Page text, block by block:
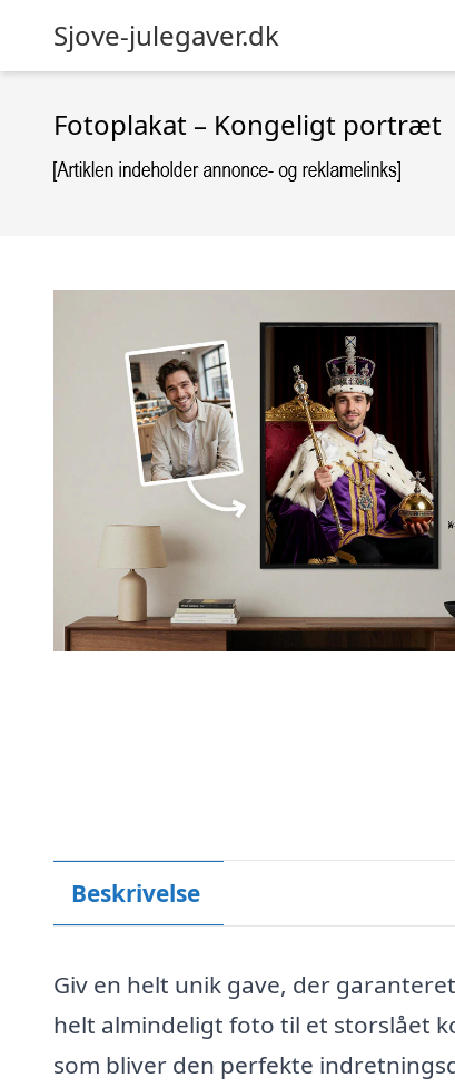
Sjove-julegaver.dk
Fotoplakat – Kongeligt portræt
Beskrivelse
Giv en helt unik gave, der
helt almindeligt foto til et storslået
som bliver den perfekte